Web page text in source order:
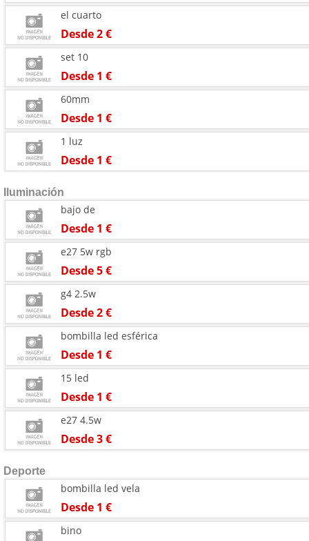
Desde 2 €
el cuarto
Desde 1 €
set 10
Desde 1 €
60mm
Desde 1 €
1 luz
Iluminación
Desde 1 €
bajo de
Desde 5 €
e27 5w rgb
Desde 2 €
g4 2.5w
Desde 1 €
bombilla led esférica
Desde 1 €
15 led
Desde 3 €
e27 4.5w
Deporte
Desde 1 €
bombilla led vela
bino